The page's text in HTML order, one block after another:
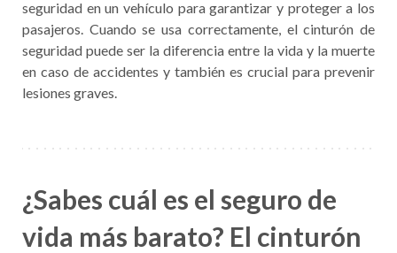
seguridad en un vehículo para garantizar y proteger a los
pasajeros. Cuando se usa correctamente, el cinturón de
seguridad puede ser la diferencia entre la vida y la muerte
en caso de accidentes y también es crucial para prevenir
lesiones graves.
¿Sabes cuál es el seguro de
vida más barato? El cinturón